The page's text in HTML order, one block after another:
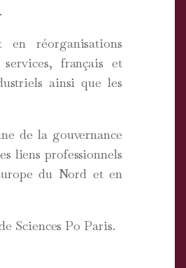
réorganisations
français et
ainsi que les
de la gouvernance
liens professionnels
du Nord et en
Sciences Po Paris.